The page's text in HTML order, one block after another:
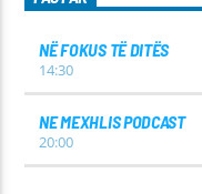
NË FOKUS TË DITËS
14:30
NE MEXHLIS PODCAST
20:00